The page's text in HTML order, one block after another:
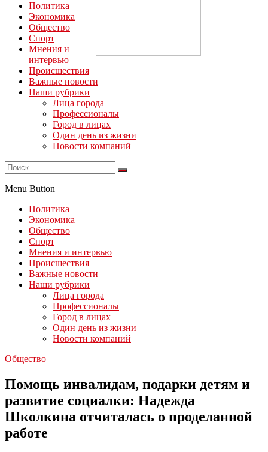
Политика
Экономика
Общество
Спорт
Мнения и
интервью
Происшествия
Важные новости
Наши рубрики
Лица города
Профессионалы
Город в лицах
Один день из жизни
Новости компаний
Menu Button
Политика
Экономика
Общество
Спорт
Мнения и интервью
Происшествия
Важные новости
Наши рубрики
Лица города
Профессионалы
Город в лицах
Один день из жизни
Новости компаний
Общество
Помощь инвалидам, подарки детям и
развитие социалки: Надежда
Школкина отчиталась о проделанной
работе